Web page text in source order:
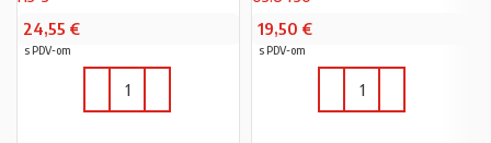
24,55 €
s PDV-om
19,50 €
s PDV-om